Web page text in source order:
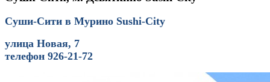
Суши-Сити в Мурино Sushi-City
улица Новая, 7
телефон 926-21-72